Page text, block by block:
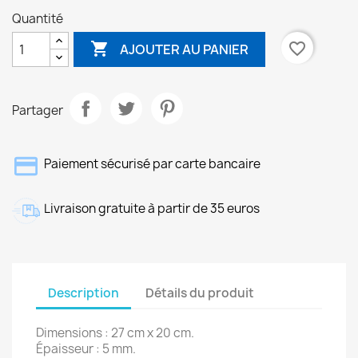
Quantité
 AJOUTER AU PANIER favorite_border
Partager
Paiement sécurisé par carte bancaire
Livraison gratuite à partir de 35 euros
Description Détails du produit
Dimensions : 27 cm x 20 cm.
Épaisseur : 5 mm.